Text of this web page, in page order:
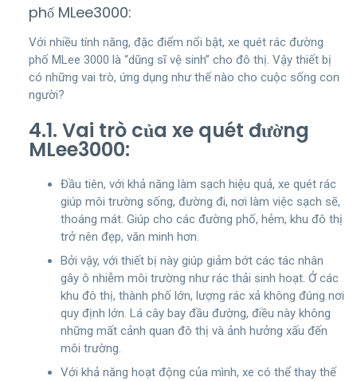
phố MLee3000:
Với nhiều tính năng, đặc điểm nổi bật, xe quét rác đường
phố MLee 3000 là “dũng sĩ vệ sinh” cho đô thị. Vậy thiết bị
có những vai trò, ứng dụng như thế nào cho cuộc sống con
người?
4.1. Vai trò của xe quét đường
MLee3000:
Đầu tiên, với khả năng làm sạch hiệu quả, xe quét rác
giúp môi trường sống, đường đi, nơi làm việc sạch sẽ,
thoáng mát. Giúp cho các đường phố, hẻm, khu đô thị
trở nên đẹp, văn minh hơn.
Bởi vậy, với thiết bị này giúp giảm bớt các tác nhân
gây ô nhiễm môi trường như rác thải sinh hoạt. Ở các
khu đô thị, thành phố lớn, lượng rác xả không đúng nơi
quy định lớn. Lá cây bay đầu đường, điều này không
những mất cảnh quan đô thị và ảnh hưởng xấu đến
môi trường.
Với khả năng hoạt động của mình, xe có thể thay thế